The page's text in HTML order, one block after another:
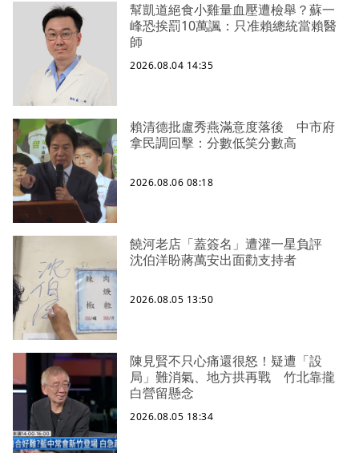
幫凱道絕食小雞量血壓遭檢舉？蘇一
峰恐挨罰10萬諷：只准賴總統當賴醫
師
2026.08.04 14:35
賴清德批盧秀燕滿意度落後 中市府
拿民調回擊：分數低笑分數高
2026.08.06 08:18
饒河老店「蓋簽名」遭灌一星負評
沈伯洋盼蔣萬安出面勸支持者
2026.08.05 13:50
陳見賢不只心痛還很怒！疑遭「設
局」難消氣、地方拱再戰 竹北靠攏
白營留懸念
2026.08.05 18:34